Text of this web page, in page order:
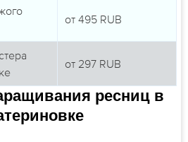
от 495 RUB
от 297 RUB
ресниц в